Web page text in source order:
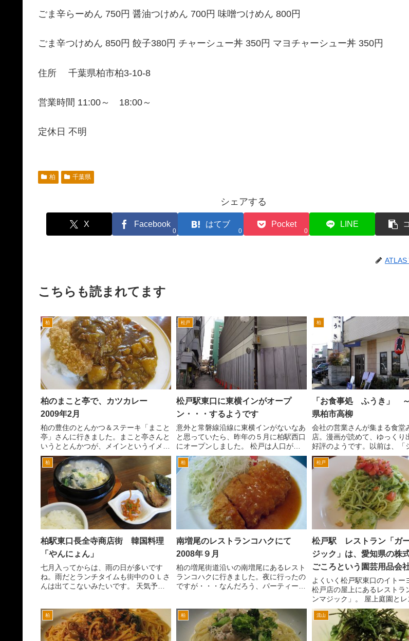
ごま辛らーめん 750円 醤油つけめん 700円 味噌つけめん 800円
ごま辛つけめん 850円 餃子380円 チャーシュー丼 350円 マヨチャーシュー丼 350円
住所 千葉県柏市柏3-10-8
営業時間 11:00～ 18:00～
定休日 不明
柏 千葉県
シェアする
X Facebook
0
はてブ
0
Pocket
0
LINE
ATLAS
こちらも読まれてます
柏
柏のまこと亭で、カツカレー
2009年2月
柏の豊住のとんかつ＆ステーキ「まこと
亭」さんに行きました。まこと亭さんと
いうととんかつが、メインというイメー
ジが、あるんですが、パスタやカレーを
食べているひとも見ます。 というわけ
で、カレーにしてみることにしました。
まこと亭さんなんで、カツ...
松戸
松戸駅東口に東横インがオープ
ン・・・するようです
意外と常磐線沿線に東横インがないなあ
と思っていたら、昨年の５月に柏駅西口
にオープンしました。 松戸は人口が柏
より多いのに、駅前にビジネスホテルが
少ない。ビジネスで松戸に来る人が少な
いのでしょうか。 自治体による規制
の関係か、松戸駅周辺はラ...
柏
「お食事処 ふうき」
県柏市高柳
会社の営業さんが集まる食堂
店。漫画が読めて、ゆっくり
好評のようです。以前は、「
という屋号の喫茶店だったん
隣の火災で延焼し、しばらく
せんでした。 その「ショット
らないうちに「ふうき」の...
柏
柏駅東口長全寺商店街 韓国料理
「やんにょん」
七月入ってからは、雨の日が多いです
ね。雨だとランチタイムも街中のＯＬさ
んは出てこないみたいです。 天気予報
タイムに比べて、歩いているＯＬさんの
数がとても少ないです。 ...
柏
南増尾のレストランコハクにて
2008年９月
柏の増尾街道沿いの南増尾にあるレスト
ランコハクに行きました。夜に行ったの
ですが・・・なんだろう、パーティーの
でも老若男女・・・御親戚？サークルみ
たいな感じでした。ちょっ...
松戸
松戸駅 レストラン「ガ
ジック」は、愛知県の株
ごころという園芸用品会
していた
よくいく松戸駅東口のイトー
松戸店の屋上にあるレストラ
ンマジック」。 屋上庭園とレ
がコラボした飲食店なんです
運営会社は愛知県名古屋市に
株式会社 花ごころという園芸
うです。 園芸会社がや...
柏 柏 流山